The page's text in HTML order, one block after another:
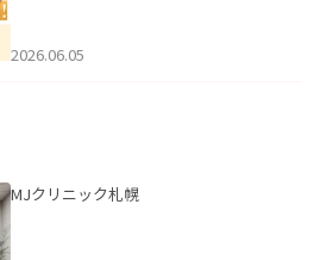
2026.06.05
MJクリニック札幌